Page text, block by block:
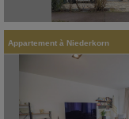
Appartement à Niederkorn